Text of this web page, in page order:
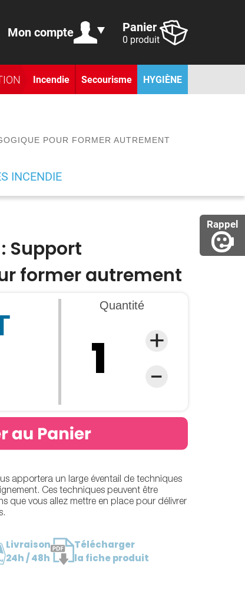
Rappel
Mon compte Panier
0 produit
Incendie Secourisme HYGIÈNE
POUR FORMER AUTREMENT
INCENDIE
Support
former autrement
Quantité
apportera un large éventail de techniques
Ces techniques peuvent être
que vous allez mettre en place pour délivrer
Livraison
24h / 48h
Télécharger
la fiche produit